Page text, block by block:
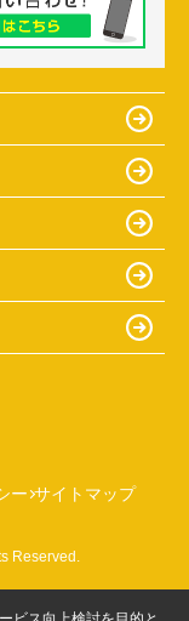
ー サイトマップ
Reserved.